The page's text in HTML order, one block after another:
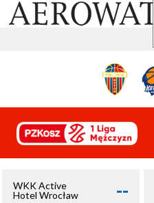
WKK Active
Hotel Wrocław
--